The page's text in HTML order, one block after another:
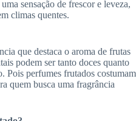
sensação de frescor e leveza,
climas quentes.
que destaca o aroma de frutas
podem ser tanto doces quanto
Pois perfumes frutados costumam
quem busca uma fragrância